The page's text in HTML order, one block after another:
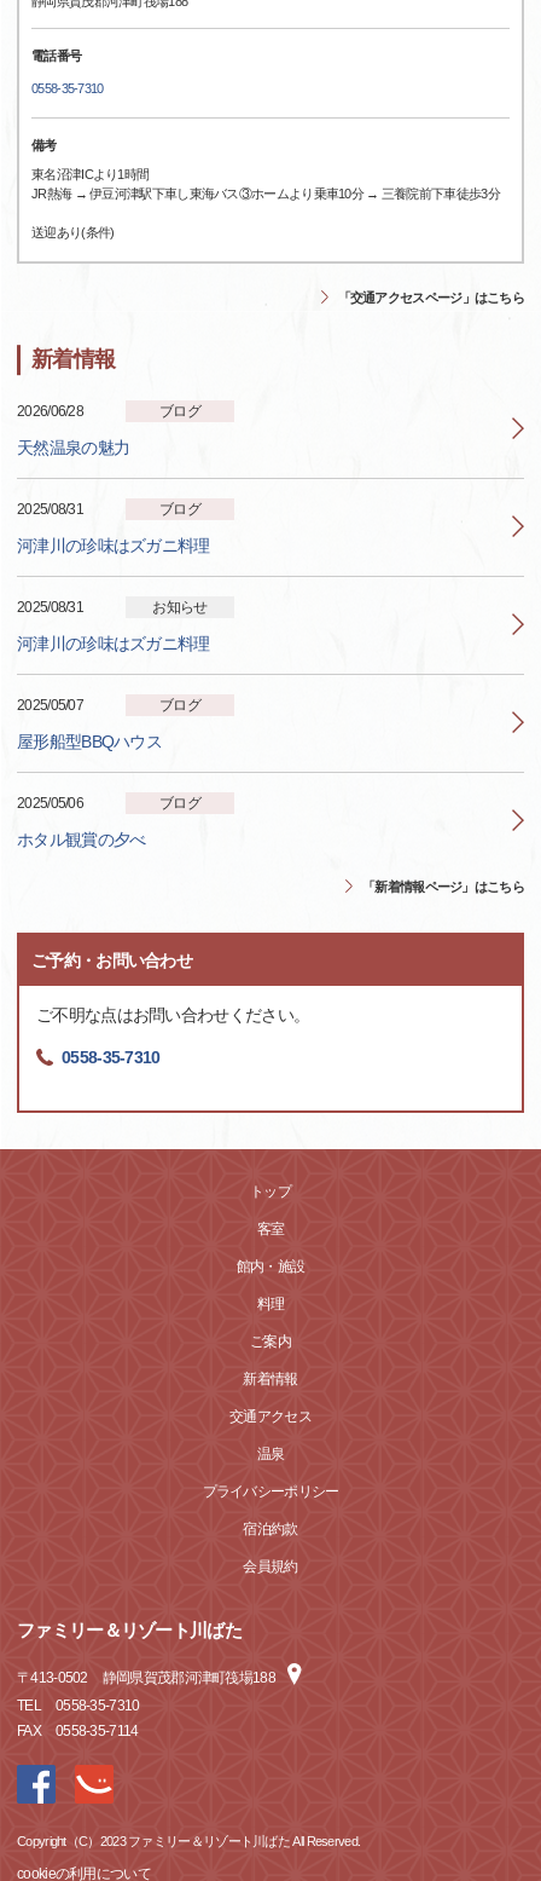
電話番号
0558-35-7310
備考
東名沼津ICより1時間
JR熱海 → 伊豆河津駅下車し東海バス③ホームより乗車10分 → 三養院前下車徒歩3分
送迎あり(条件)
「交通アクセスページ」はこちら
新着情報
2026/06/28 ブログ
天然温泉の魅力
2025/08/31 ブログ
河津川の珍味はズガニ料理
2025/08/31 お知らせ
河津川の珍味はズガニ料理
2025/05/07 ブログ
屋形船型BBQハウス
2025/05/06 ブログ
ホタル観賞の夕べ
「新着情報ページ」はこちら
ご予約・お問い合わせ
ご不明な点はお問い合わせください。
0558-35-7310
トップ
客室
館内・施設
料理
ご案内
新着情報
交通アクセス
温泉
プライバシーポリシー
宿泊約款
会員規約
ファミリー＆リゾート川ばた
〒413-0502
静岡県賀茂郡河津町筏場188
TEL
0558-35-7310
FAX
0558-35-7114
Copyright（C）2023 ファミリー＆リゾート川ばた All Reserved.
cookieの利用について